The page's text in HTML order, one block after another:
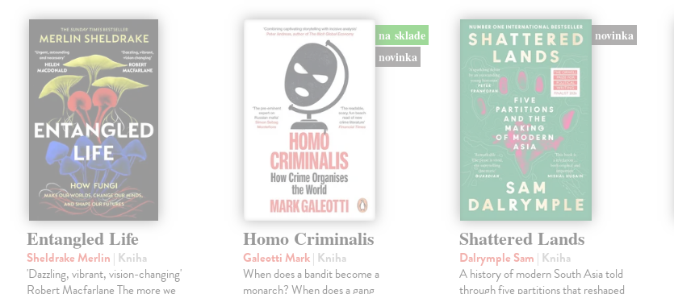
Entangled Life
Sheldrake Merlin | Kniha
'Dazzling, vibrant, vision-changing'
Robert Macfarlane The more we
na sklade
novinka
Homo Criminalis
Galeotti Mark| Kniha
When does a bandit become a
monarch? When does a gang
novinka
Shattered Lands
Dalrymple Sam | Kniha
A history of modern South Asia told
through five partitions that reshaped